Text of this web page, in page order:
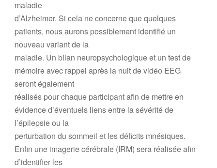
maladie
d’Alzheimer. Si cela ne concerne que quelques
patients, nous aurons possiblement identifié un
nouveau variant de la
maladie. Un bilan neuropsychologique et un test de
mémoire avec rappel après la nuit de vidéo EEG
seront également
réalisés pour chaque participant afin de mettre en
évidence d’éventuels liens entre la sévérité de
l’épilepsie ou la
perturbation du sommeil et les déficits mnésiques.
Enfin une imagerie cérébrale (IRM) sera réalisée afin
d’identifier les